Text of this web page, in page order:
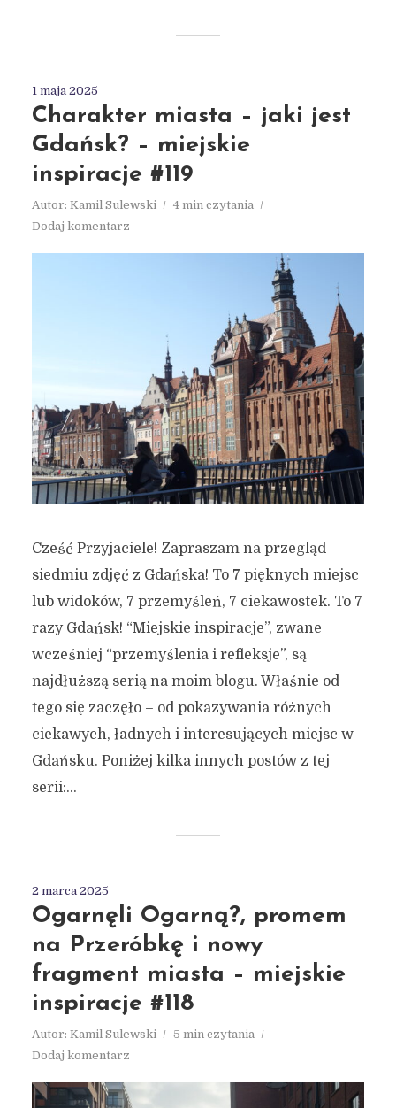
1 maja 2025
Charakter miasta – jaki jest
Gdańsk? – miejskie
inspiracje #119
Autor: Kamil Sulewski
4 min czytania
Dodaj komentarz
Cześć Przyjaciele! Zapraszam na przegląd
siedmiu zdjęć z Gdańska! To 7 pięknych miejsc
lub widoków, 7 przemyśleń, 7 ciekawostek. To 7
razy Gdańsk! “Miejskie inspiracje”, zwane
wcześniej “przemyślenia i refleksje”, są
najdłuższą serią na moim blogu. Właśnie od
tego się zaczęło – od pokazywania różnych
ciekawych, ładnych i interesujących miejsc w
Gdańsku. Poniżej kilka innych postów z tej
serii:...
2 marca 2025
Ogarnęli Ogarną?, promem
na Przeróbkę i nowy
fragment miasta – miejskie
inspiracje #118
Autor: Kamil Sulewski
5 min czytania
Dodaj komentarz